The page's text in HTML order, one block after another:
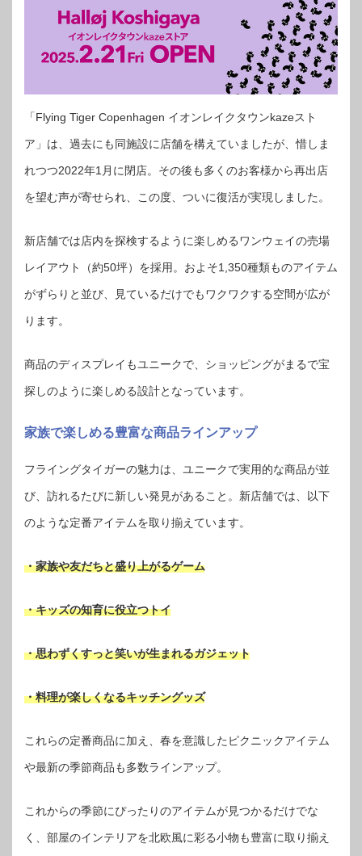
「Flying Tiger Copenhagen イオンレイクタウンkazeスト
ア」は、過去にも同施設に店舗を構えていましたが、惜しま
れつつ2022年1月に閉店。その後も多くのお客様から再出店
を望む声が寄せられ、この度、ついに復活が実現しました。
新店舗では店内を探検するように楽しめるワンウェイの売場
レイアウト（約50坪）を採用。およそ1,350種類ものアイテム
がずらりと並び、見ているだけでもワクワクする空間が広が
ります。
商品のディスプレイもユニークで、ショッピングがまるで宝
探しのように楽しめる設計となっています。
家族で楽しめる豊富な商品ラインアップ
フライングタイガーの魅力は、ユニークで実用的な商品が並
び、訪れるたびに新しい発見があること。新店舗では、以下
のような定番アイテムを取り揃えています。
・家族や友だちと盛り上がるゲーム
・キッズの知育に役立つトイ
・思わずくすっと笑いが生まれるガジェット
・料理が楽しくなるキッチングッズ
これらの定番商品に加え、春を意識したピクニックアイテム
や最新の季節商品も多数ラインアップ。
これからの季節にぴったりのアイテムが見つかるだけでな
く、部屋のインテリアを北欧風に彩る小物も豊富に取り揃え